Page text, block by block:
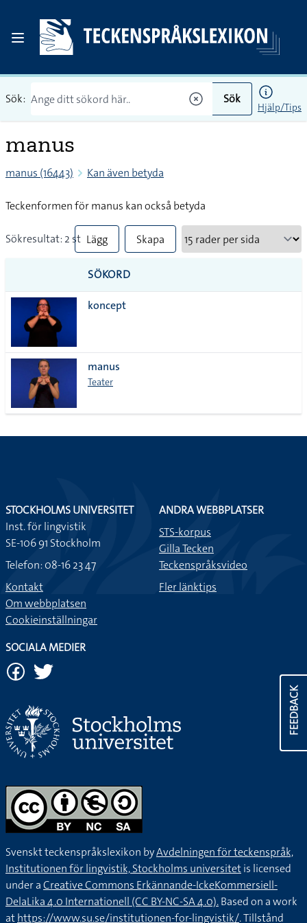
Sök: Sök
Hjälp/Tips
manus
manus (16443) Kan även betyda
Teckenformen för manus kan också betyda
Sökresultat: 2 st Lägg
till
alla i
Skapa
SÖKORD
koncept
manus
Teater
FEEDBACK
STOCKHOLMS UNIVERSITET
Inst. för lingvistik
SE-106 91 Stockholm
Telefon: 08-16 23 47
Kontakt
Om webbplatsen
Cookieinställningar
ANDRA WEBBPLATSER
STS-korpus
Gilla Tecken
Teckenspråksvideo
Fler länktips
SOCIALA MEDIER
Svenskt teckenspråkslexikon byAvdelningen för teckenspråk,
Institutionen för lingvistik, Stockholms universitetis licensed
under aCreative Commons Erkännande-IckeKommersiell-
DelaLika 4.0 Internationell (CC BY-NC-SA 4.0).Based on a work
athttps://www.su.se/institutionen-for-lingvistik/. Tillstånd